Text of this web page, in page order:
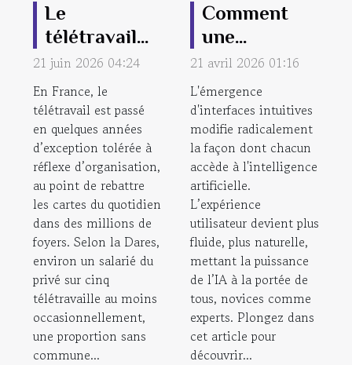
Le
télétravail
redessine-t-
il nos
frontières
entre vie pro
et perso ?
21 juin 2026 04:24
En France, le
télétravail est passé
en quelques années
d’exception tolérée à
réflexe d’organisation,
au point de rebattre
les cartes du quotidien
dans des millions de
foyers. Selon la Dares,
environ un salarié du
privé sur cinq
télétravaille au moins
occasionnellement,
une proportion sans
commune...
Comment
une
interface
intuitive
révolutionne
l'accès à l'IA
?
21 avril 2026 01:16
L'émergence
d'interfaces intuitives
modifie radicalement
la façon dont chacun
accède à l'intelligence
artificielle.
L’expérience
utilisateur devient plus
fluide, plus naturelle,
mettant la puissance
de l’IA à la portée de
tous, novices comme
experts. Plongez dans
cet article pour
découvrir...